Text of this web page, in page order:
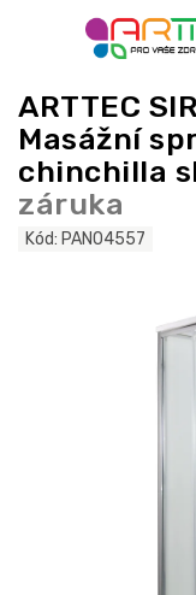
ARTTEC
Masážní
chinchilla
záruka
Kód: PAN04557